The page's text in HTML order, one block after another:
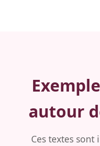
autour
Ces textes